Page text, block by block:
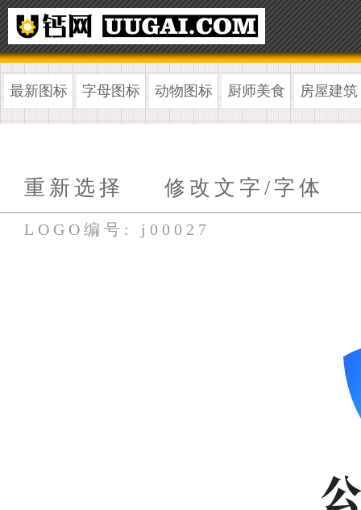
最新图标 字母图标 动物图标 厨师美食 房屋建筑
重新选择 修改文字/字体
LOGO编号: j00027